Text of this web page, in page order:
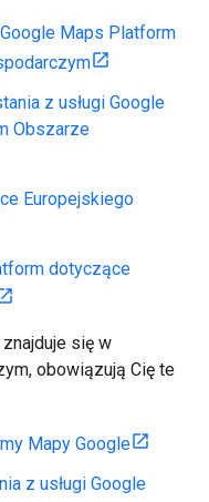
Maps Platform
z usługi Google
Obszarze
Europejskiego
dotyczące
się w
obowiązują Cię te
Mapy Google
z usługi Google